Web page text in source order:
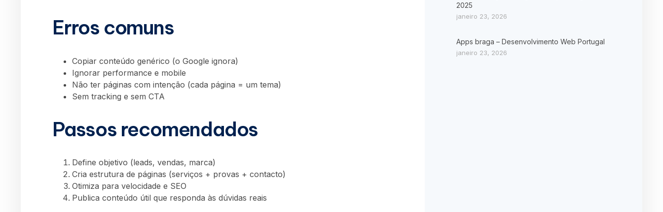
Erros comuns
Copiar conteúdo genérico (o Google ignora)
Ignorar performance e mobile
Não ter páginas com intenção (cada página = um tema)
Sem tracking e sem CTA
Passos recomendados
Define objetivo (leads, vendas, marca)
Cria estrutura de páginas (serviços + provas + contacto)
Otimiza para velocidade e SEO
Publica conteúdo útil que responda às dúvidas reais
2025
janeiro 23, 2026
Apps braga – Desenvolvimento Web Portugal
janeiro 23, 2026